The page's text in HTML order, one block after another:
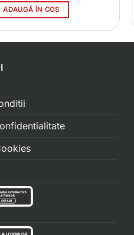
a
fost:
ADAUGĂ ÎN COȘ